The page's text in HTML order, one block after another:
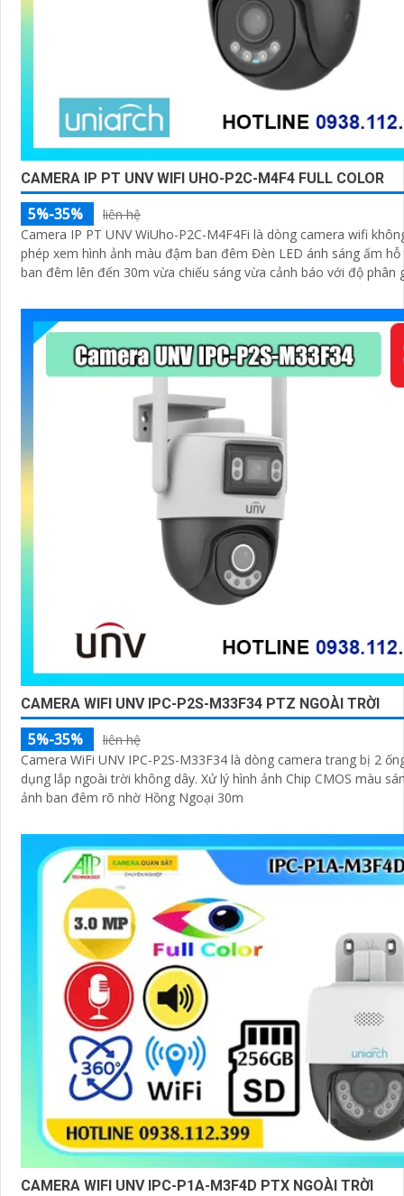
CAMERA IP PT UNV WIFI UHO-P2C-M4F4 FULL COLOR
5%-35%
liên hệ
Camera IP PT UNV WiUho-P2C-M4F4Fi là dòng camera wifi không dâ cho
phép xem hình ảnh màu đậm ban đêm Đèn LED ánh sáng ấm
ban đêm lên đến 30m vừa chiếu sáng vừa cảnh báo với độ phân
CAMERA WIFI UNV IPC-P2S-M33F34 PTZ NGOÀI TRỜI
5%-35%
liên hệ
Camera WiFi UNV IPC-P2S-M33F34 là dòng camera trang bị 2
dụng lắp ngoài trời không dây. Xử lý hình ảnh Chip CMOS màu
ảnh ban đêm rõ nhờ Hồng Ngoại 30m
CAMERA WIFI UNV IPC-P1A-M3F4D PTX NGOÀI TRỜI